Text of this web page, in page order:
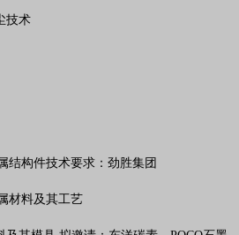
技术
结构件技术要求：劲胜集团
材料及其工艺